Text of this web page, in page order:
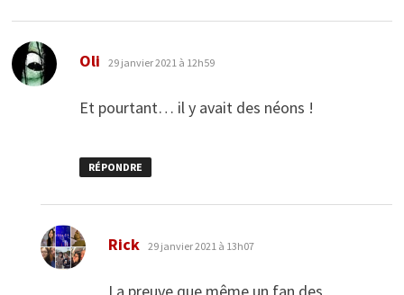
Oli dit :
29 janvier 2021 à 12h59
Et pourtant… il y avait des néons !
RÉPONDRE
Rick dit :
29 janvier 2021 à 13h07